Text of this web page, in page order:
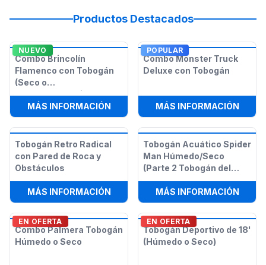
Productos Destacados
NUEVO
Combo Brincolín
Flamenco con Tobogán
(Seco o
Húmedo/Acuático)
MÁS INFORMACIÓN: COMBO BRINCOLÍN FLAMENCO
POPULAR
Combo Monster Truck
Deluxe con Tobogán
MÁS INFORMACIÓN:
Tobogán Retro Radical
con Pared de Roca y
Obstáculos
MÁS INFORMACIÓN: TOBOGÁN RETRO RADICAL CON
Tobogán Acuático Spider
Man Húmedo/Seco
(Parte 2 Tobogán del
Curso de Obstáculos
Spider Man de 50 pies)
MÁS INFORMACIÓN:
EN OFERTA
Combo Palmera Tobogán
Húmedo o Seco
EN OFERTA
Tobogán Deportivo de 18'
(Húmedo o Seco)